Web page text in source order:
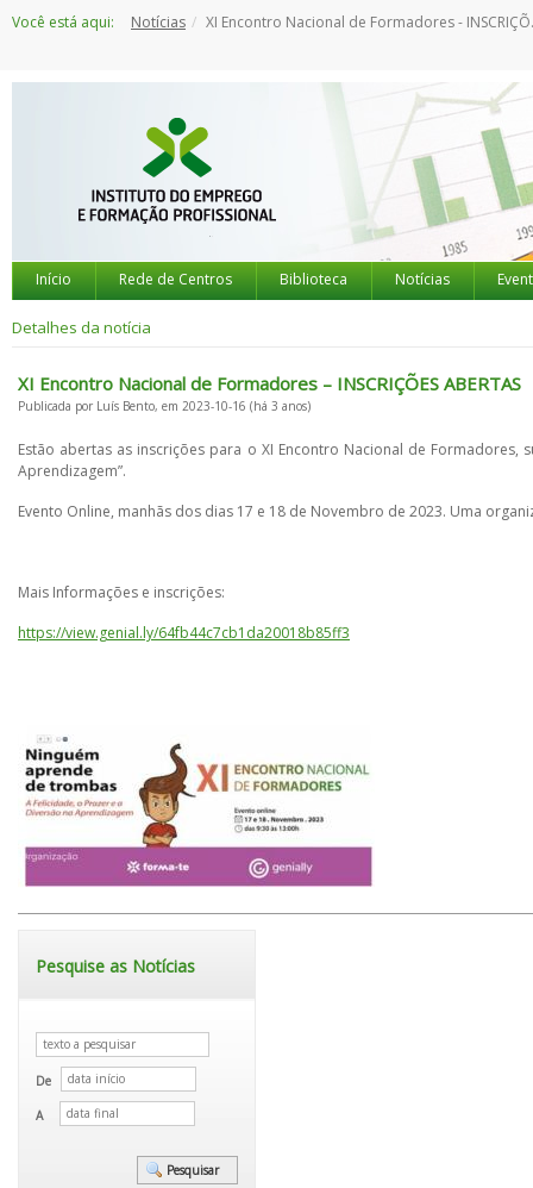
paraVocê está aqui: Notícias XI Encontro Nacional de Formadores - INSCRIÇÕES ABERTAS
Início Rede de Centros Biblioteca Notícias
Detalhes da notícia
XI Encontro Nacional de Formadores – INSCRIÇÕES ABERTAS
Publicada por Luís Bento, em 2023-10-16 (há 3 anos)
Estão abertas as inscrições para o XI Encontro Nacional de
Aprendizagem”.
Evento Online, manhãs dos dias 17 e 18 de Novembro de 2023. Uma
Mais Informações e inscrições:
https://view.genial.ly/64fb44c7cb1da20018b85ff3
Pesquise as Notícias
De
A